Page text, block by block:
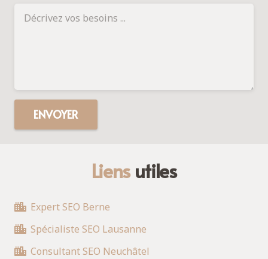
ENVOYER
Liensutiles
Expert SEO Berne
Spécialiste SEO Lausanne
Consultant SEO Neuchâtel